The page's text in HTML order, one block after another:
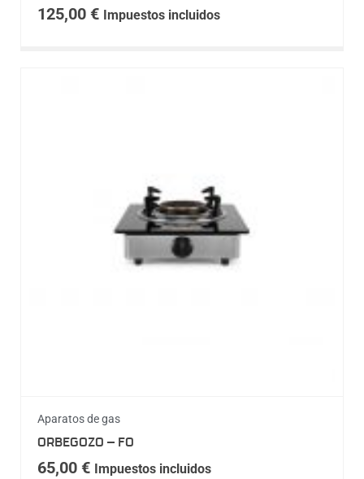
125,00 € Impuestos incluidos
Aparatos de gas
ORBEGOZO – FO
65,00 € Impuestos incluidos